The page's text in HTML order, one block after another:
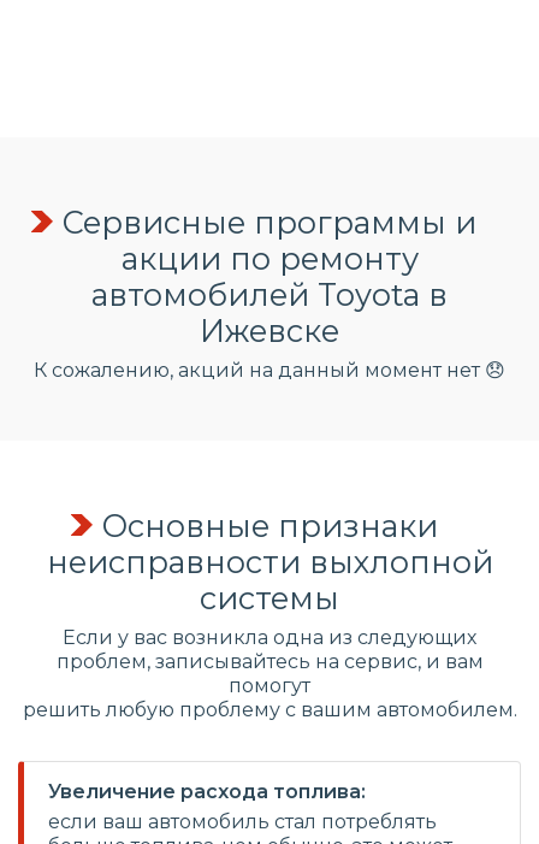
Сервисные программы и
акции по ремонту
автомобилей Toyota в
Ижевске
К сожалению, акций на данный момент нет 😞
Основные признаки
неисправности выхлопной
системы
Если у вас возникла одна из следующих
проблем, записывайтесь на сервис, и вам
помогут
решить любую проблему с вашим автомобилем.
Увеличение расхода топлива:
если ваш автомобиль стал потреблять